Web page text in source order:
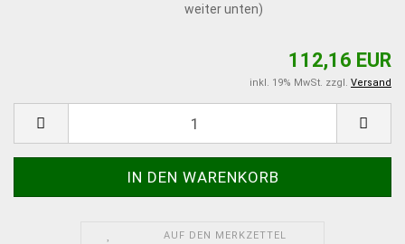
weiter unten)
112,16 EUR
inkl. 19% MwSt. zzgl. Versand
AUF DEN MERKZETTEL